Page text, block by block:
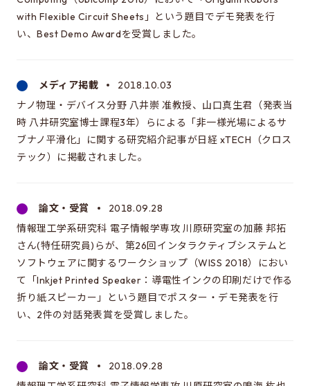
大学院情報学環・学際情報学府
with Flexible Circuit Sheets」という題目でデモ発表を行
い、Best Demo Awardを受賞しました。
メディア掲載
2018.10.03
ナノ物理・デバイス分野 八井崇 准教授、山口真生君（発表当
時 八井研究室博士課程3年）らによる「非一様光場によるサ
ブナノ平滑化」に関する研究紹介記事が日経 xTECH（クロス
テック）に掲載されました。
論文・受賞
2018.09.28
情報理工学系研究科 電子情報学専攻 川原研究室の加藤 邦拓
さん(特任研究員)らが、第26回インタラクティブシステムと
ソフトウェアに関するワークショップ（WISS 2018）におい
て「Inkjet Printed Speaker：導電性インクの印刷だけで作る
折り紙スピーカー」という題目でポスター・デモ発表を行
い、2件の対話発表賞を受賞しました。
論文・受賞
2018.09.28